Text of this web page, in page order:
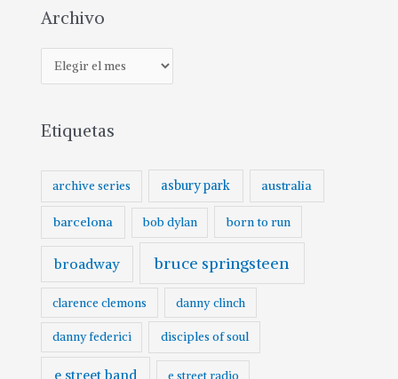
Archivo
Etiquetas
archive series asbury park australia
barcelona bob dylan born to run
broadway bruce springsteen
clarence clemons danny clinch
danny federici disciples of soul
e street band e street radio